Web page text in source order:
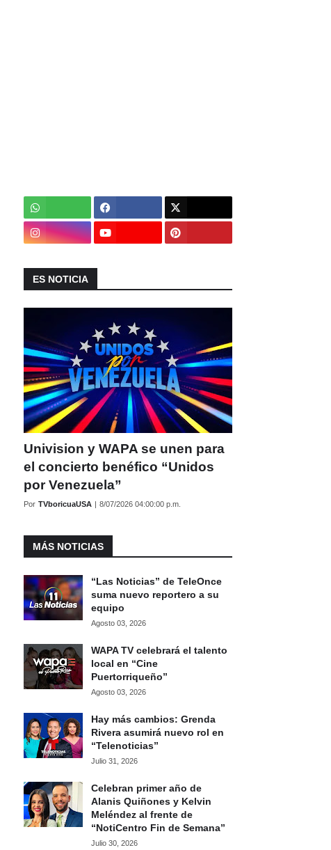
ES NOTICIA
Univision y WAPA se unen para
el concierto benéfico “Unidos
por Venezuela”
Por TVboricuaUSA | 8/07/2026 04:00:00 p.m.
MÁS NOTICIAS
“Las Noticias” de TeleOnce
suma nuevo reportero a su
equipo
Agosto 03, 2026
WAPA TV celebrará el talento
local en “Cine
Puertorriqueño”
Agosto 03, 2026
Hay más cambios: Grenda
Rivera asumirá nuevo rol en
“Telenoticias”
Julio 31, 2026
Celebran primer año de
Alanis Quiñones y Kelvin
Meléndez al frente de
“NotiCentro Fin de Semana”
Julio 30, 2026